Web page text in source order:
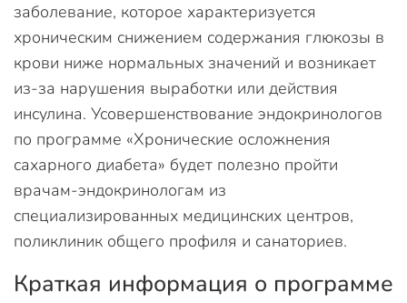
заболевание, которое характеризуется
хроническим снижением содержания глюкозы в
крови ниже нормальных значений и возникает
из-за нарушения выработки или действия
инсулина. Усовершенствование эндокринологов
по программе «Хронические осложнения
сахарного диабета» будет полезно пройти
врачам-эндокринологам из
специализированных медицинских центров,
поликлиник общего профиля и санаториев.
Краткая информация о программе